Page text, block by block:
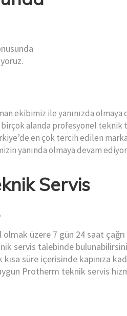
ekibimiz ile yanınızda olmaya
alanda profesyonel teknik
en çok tercih edilen
yanında olmaya devam
Servis
olmak üzere 7 gün 24 saat
servis talebinde
süre içerisinde kapınıza
Protherm teknik servis